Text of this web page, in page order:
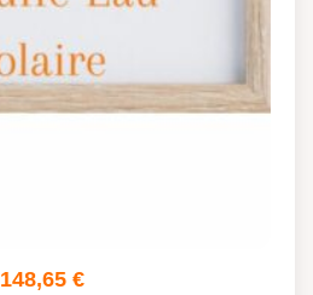
148,65 €